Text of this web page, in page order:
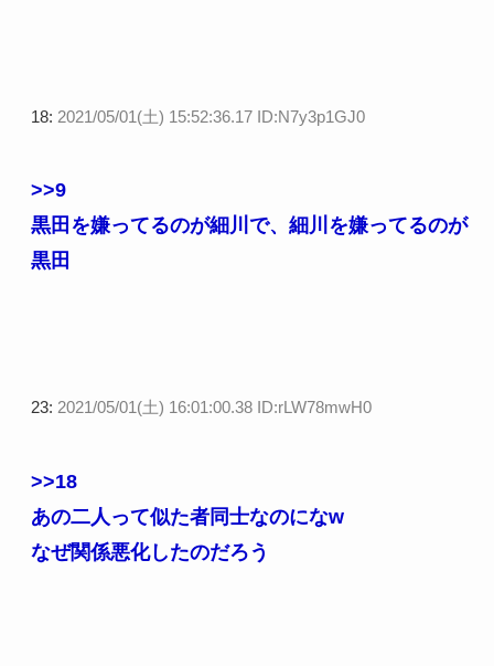
18: 2021/05/01(土) 15:52:36.17 ID:N7y3p1GJ0
>>9
黒田を嫌ってるのが細川で、細川を嫌ってるのが
黒田
23: 2021/05/01(土) 16:01:00.38 ID:rLW78mwH0
>>18
あの二人って似た者同士なのになw
なぜ関係悪化したのだろう